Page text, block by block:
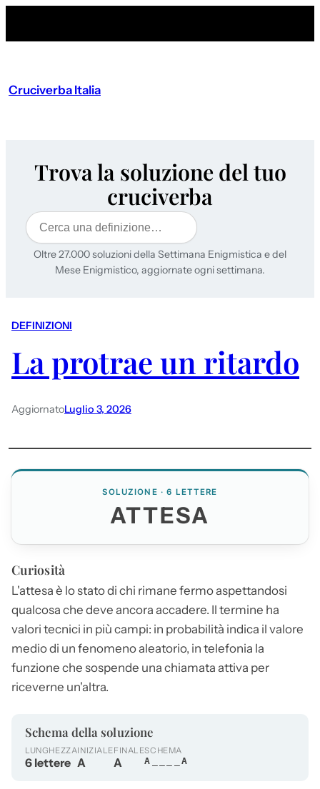
Cruciverba Italia
Trova la soluzione del tuo
cruciverba
Cerca
Oltre 27.000 soluzioni della Settimana Enigmistica e del
Mese Enigmistico, aggiornate ogni settimana.
DEFINIZIONI
La protrae un ritardo
AggiornatoLuglio 3, 2026
SOLUZIONE · 6 LETTERE
ATTESA
Curiosità
L'attesa è lo stato di chi rimane fermo aspettandosi
qualcosa che deve ancora accadere. Il termine ha
valori tecnici in più campi: in probabilità indica il valore
medio di un fenomeno aleatorio, in telefonia la
funzione che sospende una chiamata attiva per
riceverne un'altra.
Schema della soluzione
LUNGHEZZA
6 lettere
INIZIALE
A
FINALE
A
SCHEMA
A____A